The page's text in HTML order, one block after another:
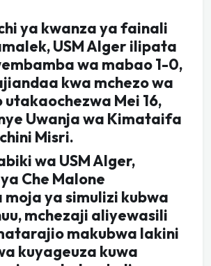
ya kwanza ya fainali
USM Alger ilipata
wa mabao 1-0,
kwa mchezo wa
Mei 16,
Uwanja wa Kimataifa
Misri.
wa USM Alger,
Che Malone
ya simulizi kubwa
mchezaji aliyewasili
makubwa lakini
kuyageuza kuwa